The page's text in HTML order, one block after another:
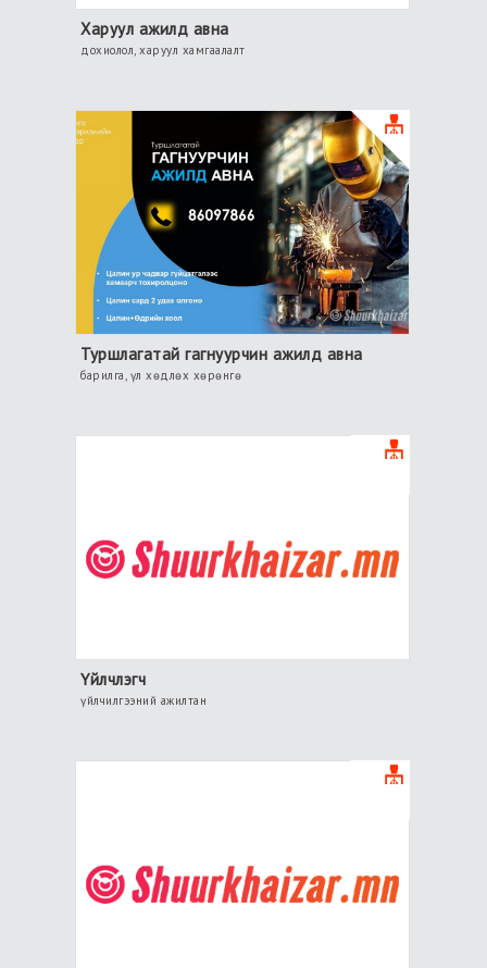
Харуул ажилд авна
дохиолол, харуул хамгаалалт
Туршлагатай гагнуурчин ажилд авна
барилга, үл хөдлөх хөрөнгө
Үйлчлэгч
үйлчилгээний ажилтан